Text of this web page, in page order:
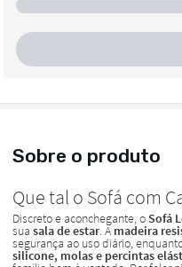
Sobre o produto